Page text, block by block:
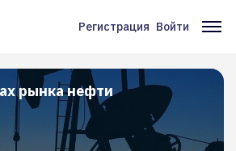
Меню
учётной
записи
пользователя
Регистрация Войти
рынка нефти